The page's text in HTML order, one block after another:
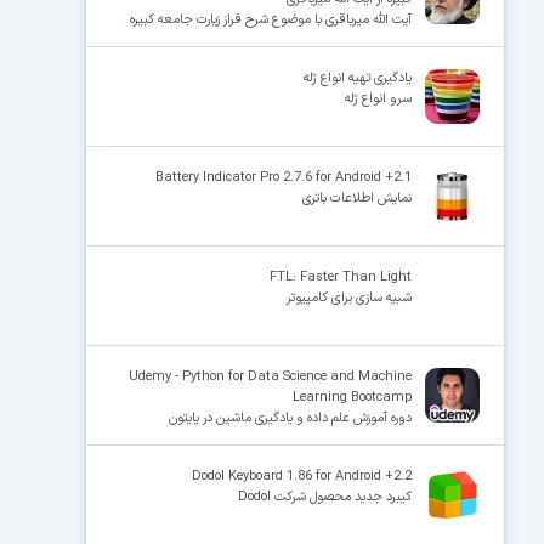
آیت الله میرباقری با موضوع شرح فراز زیارت جامعه کبیره
یادگیری تهیه انواع ژله
سرو انواع ژله
Battery Indicator Pro 2.7.6 for Android +2.1
نمایش اطلاعات باتری
FTL: Faster Than Light
شبیه سازی برای کامپیوتر
Udemy - Python for Data Science and Machine
Learning Bootcamp
دوره آموزش علم داده و یادگیری ماشین در پایتون
Dodol Keyboard 1.86 for Android +2.2
کیبرد جدید محصول شرکت Dodol